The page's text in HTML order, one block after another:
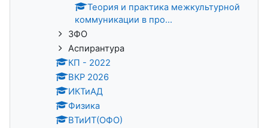
Теория и практика межкультурной
коммуникации в про...
ЗФО
Аспирантура
КП - 2022
ВКР 2026
ИКТиАД
Физика
ВТиИТ(ОФО)